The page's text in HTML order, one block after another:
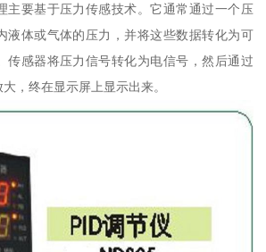
主要基于压力传感技术。它通常通过一个压
液体或气体的压力，并将这些数据转化为可
传感器将压力信号转化为电信号，然后通过
，终在显示屏上显示出来。